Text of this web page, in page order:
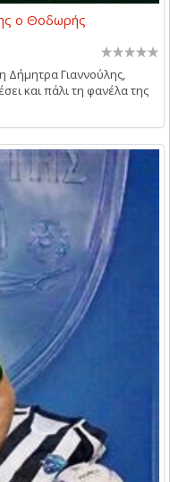
ο Θοδωρής
Δήμητρα Γιαννούλης,
και πάλι τη φανέλα της